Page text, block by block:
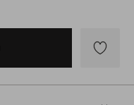
do